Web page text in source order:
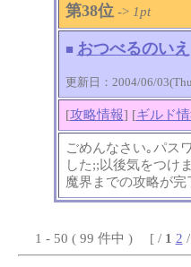
第38位 -> 1pt
■ おつべるのいえ
更新日：2004/06/
[攻略情報] [ギルド
ごめんなさい｡パス
した;;以後気をつけ
魔界までの攻略が完
1 - 50 ( 99 件中 ) [ / 1 2 /